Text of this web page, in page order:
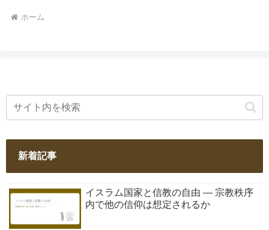
ホーム
新着記事
イスラム国家と信教の自由 ― 宗教秩序
内で他の信仰は想定されるか